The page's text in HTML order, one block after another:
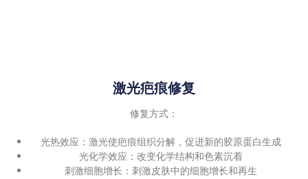
激光疤痕修复
修复方式：
光热效应：激光使疤痕组织分解，促进新的胶原蛋白生成
光化学效应：改变化学结构和色素沉着
刺激细胞增长：刺激皮肤中的细胞增长和再生